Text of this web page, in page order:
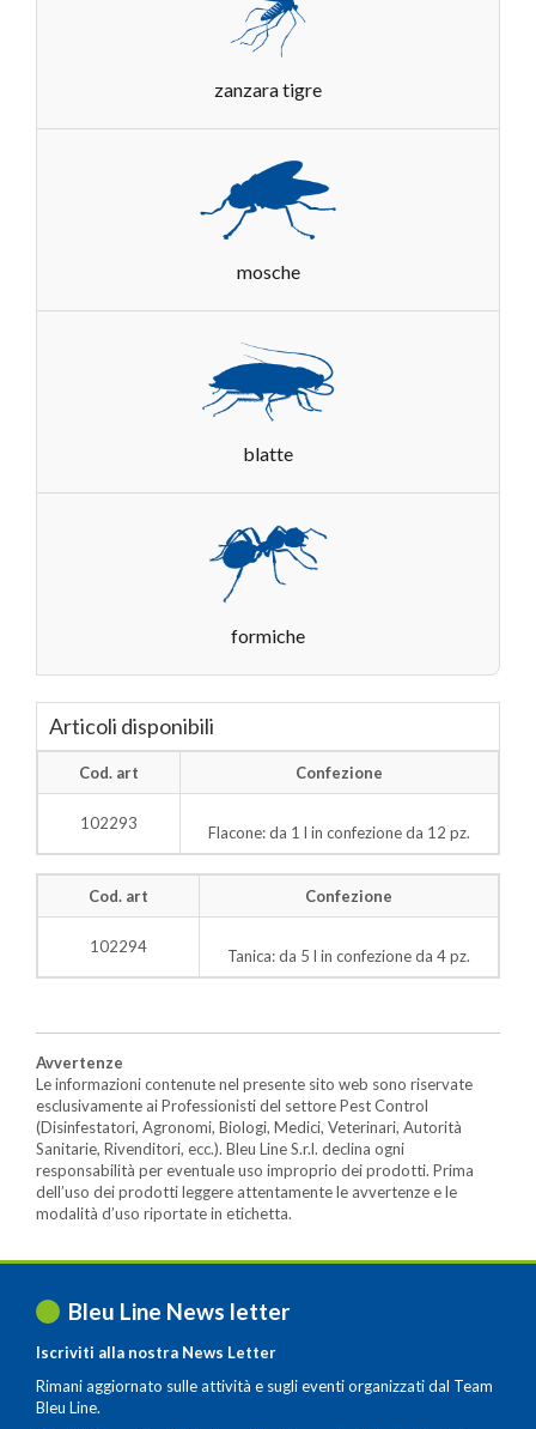
zanzara tigre
mosche
blatte
formiche
Articoli disponibili
Cod. art Confezione
102293 Flacone: da 1 l in confezione da 12 pz.
Cod. art Confezione
102294 Tanica: da 5 l in confezione da 4 pz.
Avvertenze
Le informazioni contenute nel presente sito web sono riservate
esclusivamente ai Professionisti del settore Pest Control
(Disinfestatori, Agronomi, Biologi, Medici, Veterinari, Autorità
Sanitarie, Rivenditori, ecc.). Bleu Line S.r.l. declina ogni
responsabilità per eventuale uso improprio dei prodotti. Prima
dell’uso dei prodotti leggere attentamente le avvertenze e le
modalità d’uso riportate in etichetta.
Bleu Line News letter
Iscriviti alla nostra News Letter
Rimani aggiornato sulle attività e sugli eventi organizzati dal Team
Bleu Line.